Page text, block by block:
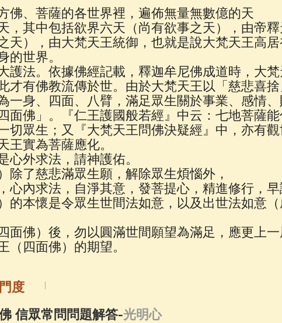
佛說療痔(腫瘤)病經 (27) 助念機 App(3)
佛、菩薩的各世界裡，遍佈無量無數億的天
，其中包括欲界六天（尚有欲事之天），由帝
天），由大梵天王統御，也就是說大梵天王高
的世界。
護法。依據佛經記載，釋迦牟尼佛成道時，大
才有佛教流傳於世。由於大梵天王以「慈悲喜
一身、四面、八臂，滿足眾生關於事業、感情
面佛」。『仁王護國般若經』中云：七地菩薩能
切眾生；又『大梵天王問佛決疑經』中，亦有
王實為菩薩應化。
心外求法，請神護佑。
除了慈悲滿眾生願，解除眾生煩惱外，
心內求法，自淨其意，發菩提心，精進修行，早
的本懷是令眾生世間法如意，以及出世法如意（
面佛）後，勿以圓滿世間願望為滿足，應更上
（四面佛）的期望。
度
信眾常問問題解答-光明心